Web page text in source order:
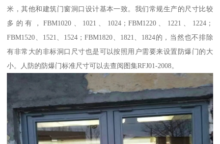
米，其他和建筑门窗洞口设计基本一致。我们常规生产的尺寸比较
多的有，FBM1020、1021、1024；FBM1220、1221、1224；
FBM1520、1521、1524；FBM1820、1821、1824的，当然也不排除
有非常大的非标洞口尺寸也是可以按照用户需要来设置防爆门的大
小。人防的防爆门标准尺寸可以去查阅图集RFJ01-2008。